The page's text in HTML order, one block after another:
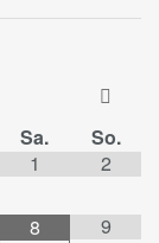
Sa.
So.
1
2
8 9